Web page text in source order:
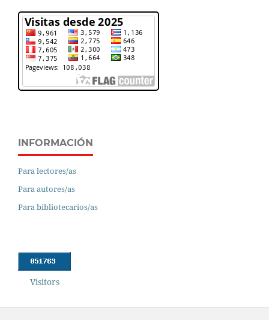
INFORMACIÓN
Para lectores/as
Para autores/as
Para bibliotecarios/as
Visitors